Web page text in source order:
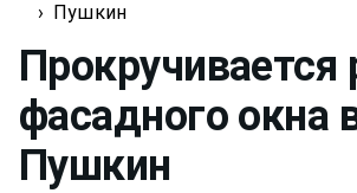
›
Пушкин
Прокручивается
фасадного окна
Пушкин